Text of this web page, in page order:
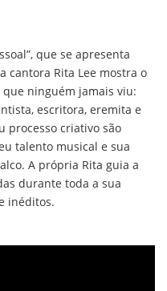
que se apresenta
cantora Rita Lee mostra o
ninguém jamais viu:
escritora, eremita e
processo criativo são
talento musical e sua
A própria Rita guia a
durante toda a sua
inéditos.